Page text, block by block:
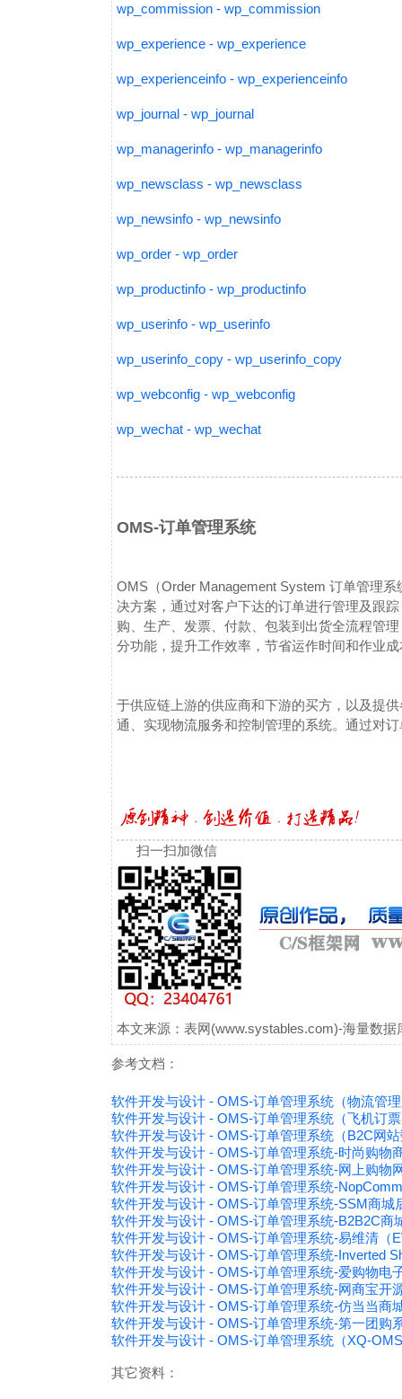
wp_commission - wp_commission
wp_experience - wp_experience
wp_experienceinfo - wp_experienceinfo
wp_journal - wp_journal
wp_managerinfo - wp_managerinfo
wp_newsclass - wp_newsclass
wp_newsinfo - wp_newsinfo
wp_order - wp_order
wp_productinfo - wp_productinfo
wp_userinfo - wp_userinfo
wp_userinfo_copy - wp_userinfo_copy
wp_webconfig - wp_webconfig
wp_wechat - wp_wechat
OMS-订单管理系统
OMS（Order Management System 订单管理
决方案，通过对客户下达的订单进行管理及跟
购、生产、发票、付款、包装到出货全流程管
分功能，提升工作效率，节省运作时间和作业
于供应链上游的供应商和下游的买方，以及提
通、实现物流服务和控制管理的系统。通过对
扫一扫加微信
本文来源：表网(www.systables.com)-海量数
参考文档：
软件开发与设计 - OMS-订单管理系统（物流管
软件开发与设计 - OMS-订单管理系统（飞机订
软件开发与设计 - OMS-订单管理系统（B2C网
软件开发与设计 - OMS-订单管理系统-时尚购物
软件开发与设计 - OMS-订单管理系统-网上购物
软件开发与设计 - OMS-订单管理系统-
软件开发与设计 - OMS-订单管理系统-SSM商城
软件开发与设计 - OMS-订单管理系统-B2B2C商
软件开发与设计 - OMS-订单管理系统-易维清（
软件开发与设计 - OMS-订单管理系统-Inverted
软件开发与设计 - OMS-订单管理系统-爱购物电
软件开发与设计 - OMS-订单管理系统-网商宝开
软件开发与设计 - OMS-订单管理系统-仿当当商
软件开发与设计 - OMS-订单管理系统-第一团购
软件开发与设计 - OMS-订单管理系统（XQ-
其它资料：